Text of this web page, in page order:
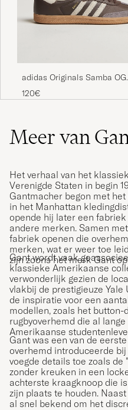
adidas Originals Samba OG
Sneaker Dark Brown/Beige
120€
Meer van
Het verhaal van het
Verenigde Staten in begin
Gantmacher begon met
in het Manhattan
opende hij later een
andere merken. Samen
fabriek openen die
merken, wat er weer toe
zijn zoons het merk Gant
Gant wordt vaak
klassieke Amerikaanse
verwonderlijk gezien de
vlakbij de prestigieuze Yale
de inspiratie voor een
modellen, zoals het button-
rugbyoverhemd die al
Amerikaanse
Gant was een van de
overhemd introduceerde
voegde details toe zoals
zonder kreuken in een
achterste kraagknoop die
zijn plaats te houden.
al snel bekend om het